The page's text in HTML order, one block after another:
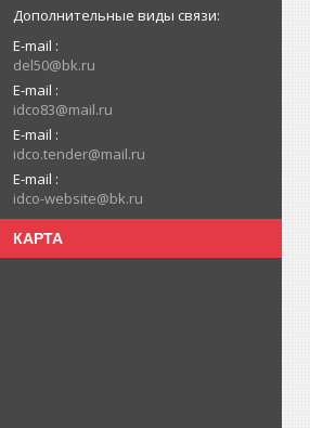
E-mail
del50@bk.ru
E-mail
idco83@mail.ru
E-mail
idco.tender@mail.ru
E-mail
idco-website@bk.ru
КАРТА